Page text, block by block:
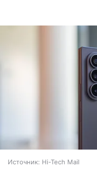
Источник: Hi-Tech Mail